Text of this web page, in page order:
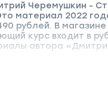
Черемушкин -
материал 2022
рублей. В
курс входит в
автора